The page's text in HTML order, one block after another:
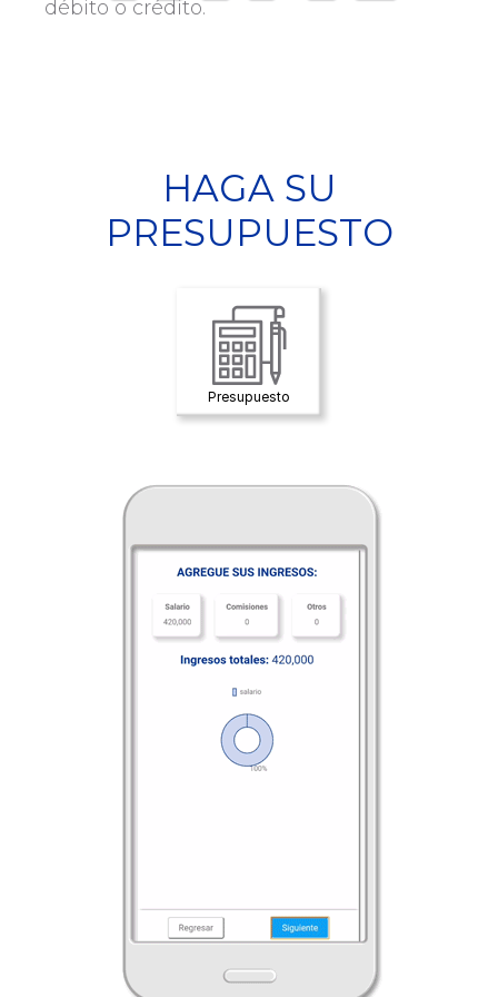
débito o crédito.
HAGA SU
PRESUPUESTO
Presupuesto